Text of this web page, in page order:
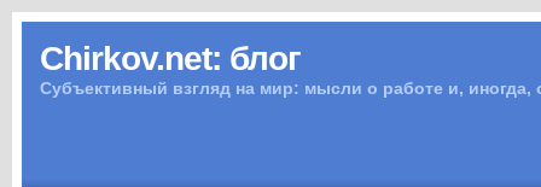
Chirkov.net: блог
Субъективный взгляд на мир: мысли о работе и,